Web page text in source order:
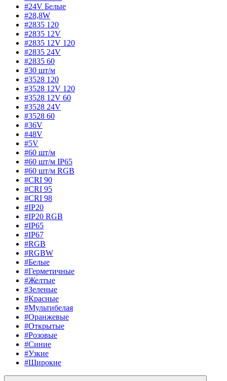
#24V Белые
#28,8W
#2835 120
#2835 12V
#2835 12V 120
#2835 24V
#2835 60
#30 шт/м
#3528 120
#3528 12V 120
#3528 12V 60
#3528 24V
#3528 60
#36V
#48V
#5V
#60 шт/м
#60 шт/м IP65
#60 шт/м RGB
#CRI 90
#CRI 95
#CRI 98
#IP20
#IP20 RGB
#IP65
#IP67
#RGB
#RGBW
#Белые
#Герметичные
#Желтые
#Зеленые
#Красные
#Мультибелая
#Оранжевые
#Открытые
#Розовые
#Синие
#Узкие
#Широкие